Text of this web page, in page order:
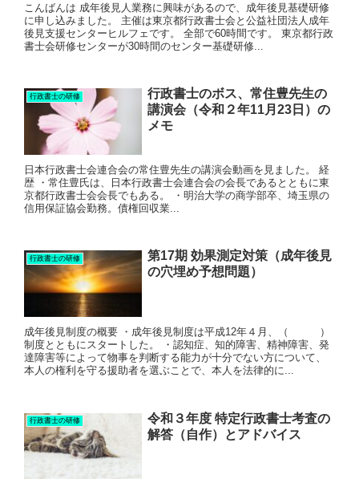
こんばんは 成年後見人業務に興味があるので、成年後見基礎研修
に申し込みました。 主催は東京都行政書士会と公益社団法人成年
後見支援センターヒルフェです。 全部で60時間です。 東京都行政
書士会研修センターが30時間のセンター基礎研修...
行政書士の研修
行政書士のボス、常住豊先生の
講演会（令和２年11月23日）の
メモ
日本行政書士会連合会の常住豊先生の講演会動画を見ました。 経
歴 ・常住豊氏は、日本行政書士会連合会の会長であるとともに東
京都行政書士会会長でもある。 ・明治大学の商学部卒、埼玉県の
信用保証協会勤務。債権回収業...
行政書士の研修
第17期 効果測定対策（成年後見
の穴埋め予想問題）
成年後見制度の概要 ・成年後見制度は平成12年４月、（ ）
制度とともにスタートした。 ・認知症、知的障害、精神障害、発
達障害等によって物事を判断する能力が十分でない方について、
本人の権利を守る援助者を選ぶことで、本人を法律的に...
行政書士の研修
令和３年度 特定行政書士考査の
解答（自作）とアドバイス